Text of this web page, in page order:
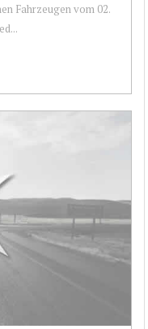
Fahrzeugen vom 02.